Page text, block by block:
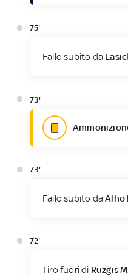
75'
Fallo subito da
73'
73'
Fallo subito daAlho
72'
Tiro fuori di Ruzgis